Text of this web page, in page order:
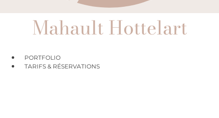
Mahault Hottelart
PORTFOLIO
TARIFS & RÉSERVATIONS